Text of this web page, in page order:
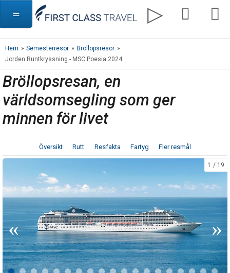
Hem » Semesterresor » Bröllopsresor »
Jorden Runtkryssning - MSC Poesia 2024
Bröllopsresan, en
världsomsegling som ger
minnen för livet
Översikt Rutt Resfakta Fartyg Fler resmål
1 19